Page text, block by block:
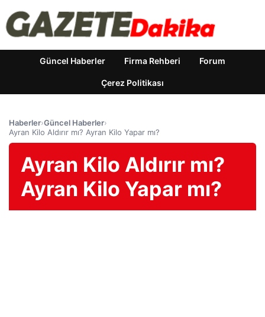
Güncel Haberler Firma Rehberi Forum
Çerez Politikası
Haberler›Güncel Haberler›
Ayran Kilo Aldırır mı? Ayran Kilo Yapar mı?
Ayran Kilo Aldırır mı?
Ayran Kilo Yapar mı?